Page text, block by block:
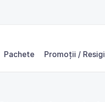
Pachete Promoții /